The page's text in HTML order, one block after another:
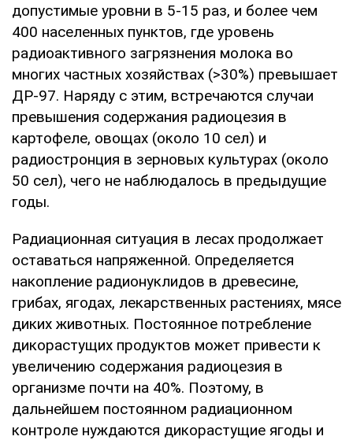
допустимые уровни в 5-15 раз, и более чем
400 населенных пунктов, где уровень
радиоактивного загрязнения молока во
многих частных хозяйствах (>30%) превышает
ДР-97. Наряду с этим, встречаются случаи
превышения содержания радиоцезия в
картофеле, овощах (около 10 сел) и
радиостронция в зерновых культурах (около
50 сел), чего не наблюдалось в предыдущие
годы.
Радиационная ситуация в лесах продолжает
оставаться напряженной. Определяется
накопление радионуклидов в древесине,
грибах, ягодах, лекарственных растениях, мясе
диких животных. Постоянное потребление
дикорастущих продуктов может привести к
увеличению содержания радиоцезия в
организме почти на 40%. Поэтому, в
дальнейшем постоянном радиационном
контроле нуждаются дикорастущие ягоды и